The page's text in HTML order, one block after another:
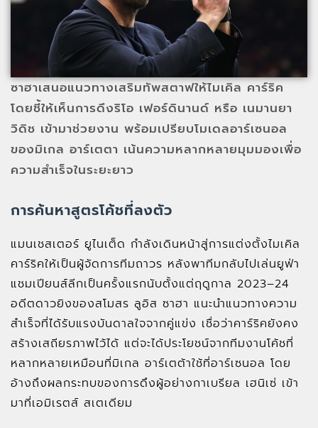
ซาฮาเสนอแนวทางเสริมทัพสตาฟให้ไมเคิล คาร์ริค
โดยชี้ให้เห็นการดึงริโอ เฟอร์ดินานด์ หรือ เนมานยา
วิดิช เข้ามาช่วยงาน พร้อมเปรียบโมเดลอาร์เซนอล
ของมิเกล อาร์เตตา เน้นความหลากหลายมุมมองเพื่อ
ความสำเร็จในระยะยาว
การค้นหาสูตรโค้ชที่ลงตัว
แมนเชสเตอร์ ยูไนเต็ด กำลังเดินหน้าสู่การแต่งตั้งไมเคิล
คาร์ริคให้เป็นผู้จัดการทีมถาวร หลังพาทีมกลับไปเล่นยูฟ่า
แชมเปียนส์ลีกเป็นครั้งแรกนับตั้งแต่ฤดูกาล 2023–24
อดีตดาวยิงของสโมสร ลูอิส ซาฮา แนะนำแนวทางความ
สำเร็จที่ได้รับแรงบันดาลใจจากคู่แข่ง เชื่อว่าคาร์ริคยังคง
สร้างเสถียรภาพไว้ได้ แต่จะได้ประโยชน์จากทีมงานโค้ชที่
หลากหลายเหมือนที่มิเกล อาร์เตต้าใช้ที่อาร์เซนอล โดย
อ้างถึงผลกระทบของการดึงผู้อย่างกาเบรียล เฮนิเซ่ เข้า
มาที่เอมิเรตส์ สเตเดียม